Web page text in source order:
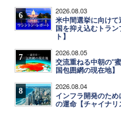
6 2026.08.03
米中間選挙に向け
国を抑え込むトラ
ト】
7 2026.08.05
交流重ねる中朝の"
国包囲網の現在地】
8 2026.08.04
インフラ開発のた
の運命【チャイナリ